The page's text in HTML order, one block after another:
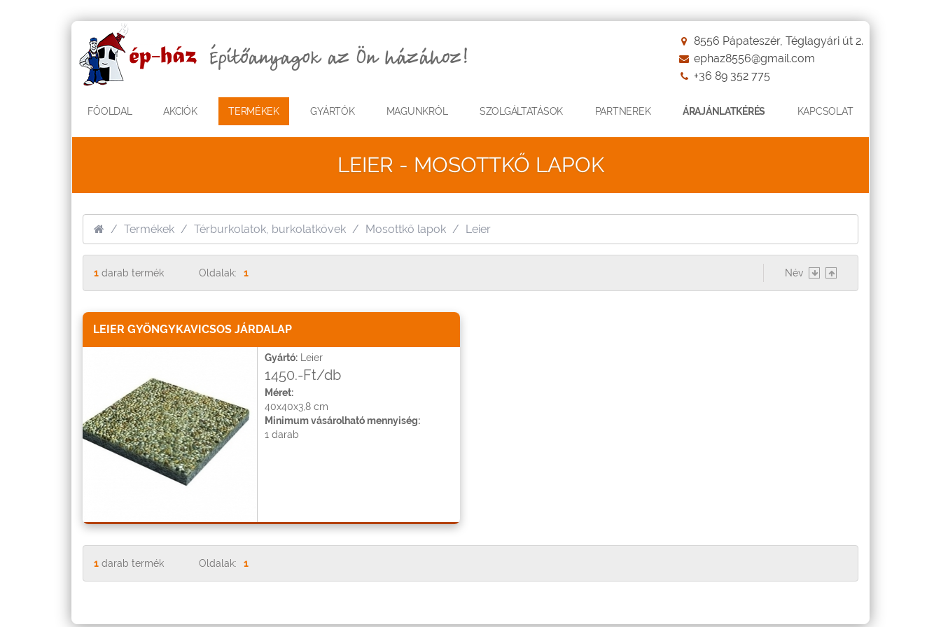
8556 Pápateszér, Téglagyári út 2.
ephaz8556@gmail.com
+36 89 352 775
FŐOLDAL AKCIÓK TERMÉKEK GYÁRTÓK MAGUNKRÓL SZOLGÁLTATÁSOK PARTNEREK ÁRAJÁNLATKÉRÉS KAPCSOLAT
LEIER - MOSOTTKŐ LAPOK
Termékek Térburkolatok, burkolatkövek Mosottkő lapok Leier
1 darab termék Oldalak: 1 Név
LEIER GYÖNGYKAVICSOS JÁRDALAP
Gyártó: Leier
1450.-Ft/db
Méret:
40x40x3,8 cm
Minimum vásárolható mennyiség:
1 darab
1 darab termék Oldalak: 1